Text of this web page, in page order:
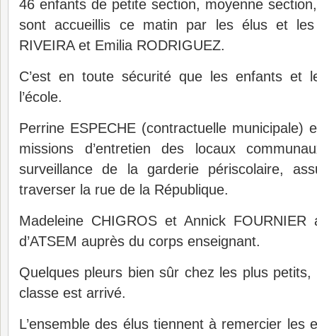
46 enfants de petite section, moyenne
sont accueillis ce matin par les élus et les
RIVEIRA et Emilia RODRIGUEZ.
C’est en toute sécurité que les enfants et
l’école.
Perrine ESPECHE (contractuelle municipale)
missions d’entretien des locaux
surveillance de la garderie périscolaire,
traverser la rue de la République.
Madeleine CHIGROS et Annick FOURNIER
d’ATSEM auprès du corps enseignant.
Quelques pleurs bien sûr chez les plus
classe est arrivé.
L’ensemble des élus tiennent à remercier les